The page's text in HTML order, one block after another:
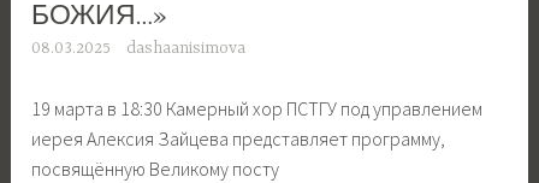
БОЖИЯ…»
08.03.2025 dashaanisimova
19 марта в 18:30 Камерный хор ПСТГУ под управлением
иерея Алексия Зайцева представляет программу,
посвящённую Великому посту